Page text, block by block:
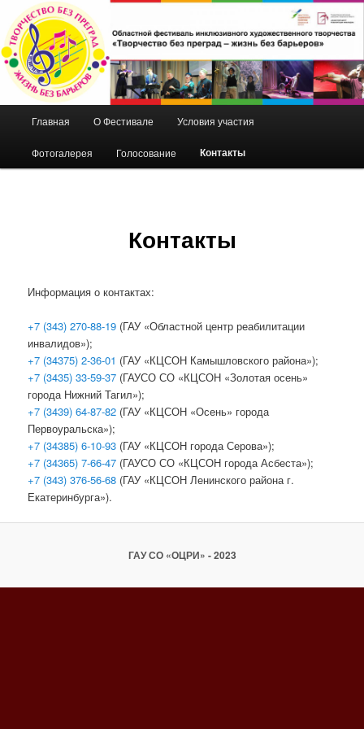
Перейти
основному
содержимому
Областной фестиваль
инклюзивного художественного
творчества «Творчество без
преград – жизнь без барьеров»
Главная О Фестивале Условия участия
Фотогалерея Голосование Контакты
Контакты
Информация о контактах:
+7 (343) 270-88-19 (ГАУ «Областной центр реабилитации
инвалидов»);
+7 (34375) 2-36-01 (ГАУ «КЦСОН Камышловского района»);
+7 (3435) 33-59-37 (ГАУСО СО «КЦСОН «Золотая осень»
города Нижний Тагил»);
+7 (3439) 64-87-82 (ГАУ «КЦСОН «Осень» города
Первоуральска»);
+7 (34385) 6-10-93 (ГАУ «КЦСОН города Серова»);
+7 (34365) 7-66-47 (ГАУСО СО «КЦСОН города Асбеста»);
+7 (343) 376-56-68 (ГАУ «КЦСОН Ленинского района г.
Екатеринбурга»).
ГАУ СО «ОЦРИ» - 2023